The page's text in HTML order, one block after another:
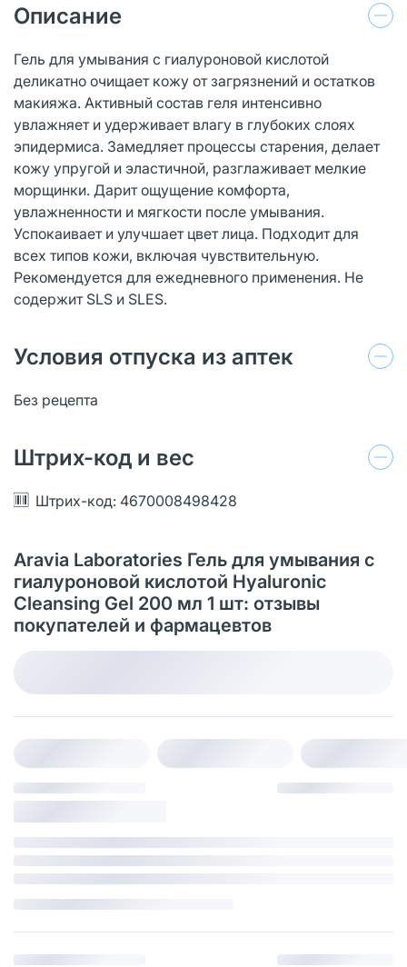
Описание
Гель для умывания с гиалуроновой кислотой
деликатно очищает кожу от загрязнений и остатков
макияжа. Активный состав геля интенсивно
увлажняет и удерживает влагу в глубоких слоях
эпидермиса. Замедляет процессы старения, делает
кожу упругой и эластичной, разглаживает мелкие
морщинки. Дарит ощущение комфорта,
увлажненности и мягкости после умывания.
Успокаивает и улучшает цвет лица. Подходит для
всех типов кожи, включая чувствительную.
Рекомендуется для ежедневного применения. Не
содержит SLS и SLES.
Условия отпуска из аптек
Без рецепта
Штрих-код и вес
Штрих-код: 4670008498428
Aravia Laboratories Гель для умывания с
гиалуроновой кислотой Hyaluronic
Cleansing Gel 200 мл 1 шт: отзывы
покупателей и фармацевтов